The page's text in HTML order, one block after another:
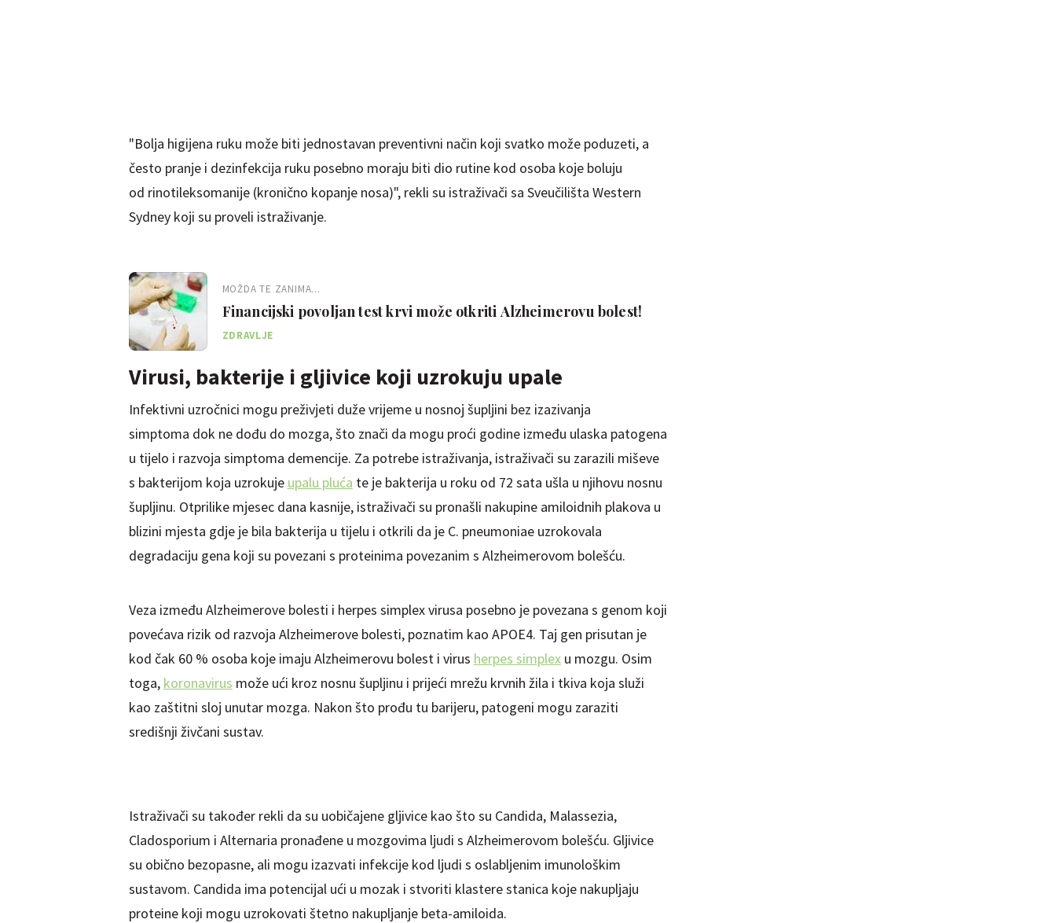
"Bolja higijena ruku može biti jednostavan preventivni način koji svatko može poduzeti, a
često pranje i dezinfekcija ruku posebno moraju biti dio rutine kod osoba koje boluju
od rinotileksomanije (kronično kopanje nosa)", rekli su istraživači sa Sveučilišta Western
Sydney koji su proveli istraživanje.
MOŽDA TE ZANIMA...
Financijski povoljan test krvi može otkriti Alzheimerovu bolest!
ZDRAVLJE
Virusi, bakterije i gljivice koji uzrokuju upale
Infektivni uzročnici mogu preživjeti duže vrijeme u nosnoj šupljini bez izazivanja
simptoma dok ne dođu do mozga, što znači da mogu proći godine između ulaska patogena
u tijelo i razvoja simptoma demencije. Za potrebe istraživanja, istraživači su zarazili miševe
s bakterijom koja uzrokuje upalu pluća te je bakterija u roku od 72 sata ušla u njihovu nosnu
šupljinu. Otprilike mjesec dana kasnije, istraživači su pronašli nakupine amiloidnih plakova u
blizini mjesta gdje je bila bakterija u tijelu i otkrili da je C. pneumoniae uzrokovala
degradaciju gena koji su povezani s proteinima povezanim s Alzheimerovom bolešću.
Veza između Alzheimerove bolesti i herpes simplex virusa posebno je povezana s genom koji
povećava rizik od razvoja Alzheimerove bolesti, poznatim kao APOE4. Taj gen prisutan je
kod čak 60 % osoba koje imaju Alzheimerovu bolest i virus herpes simplexu mozgu. Osim
toga, koronavirus može ući kroz nosnu šupljinu i prijeći mrežu krvnih žila i tkiva koja služi
kao zaštitni sloj unutar mozga. Nakon što prođu tu barijeru, patogeni mogu zaraziti
središnji živčani sustav.
Istraživači su također rekli da su uobičajene gljivice kao što su Candida, Malassezia,
Cladosporium i Alternaria pronađene u mozgovima ljudi s Alzheimerovom bolešću. Gljivice
su obično bezopasne, ali mogu izazvati infekcije kod ljudi s oslabljenim imunološkim
sustavom. Candida ima potencijal ući u mozak i stvoriti klastere stanica koje nakupljaju
proteine ​​koji mogu uzrokovati štetno nakupljanje beta-amiloida.